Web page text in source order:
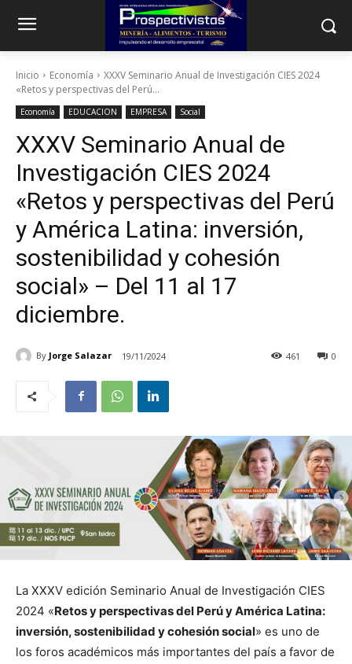
Inicio Economía
XXXV Seminario Anual de Investigación CIES 2024
«Retos y perspectivas del Perú...
Economía EDUCACION EMPRESA Social
XXXV Seminario Anual de
Investigación CIES 2024
«Retos y perspectivas del Perú
y América Latina: inversión,
sostenibilidad y cohesión
social» – Del 11 al 17
diciembre.
By Jorge Salazar 19/11/2024 0
461
La XXXV edición Seminario Anual de Investigación CIES
2024 «Retos y perspectivas del Perú y América Latina:
inversión, sostenibilidad y cohesión social» es uno de
los foros académicos más importantes del país a favor de